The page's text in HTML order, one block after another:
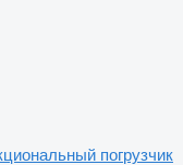
погрузчик